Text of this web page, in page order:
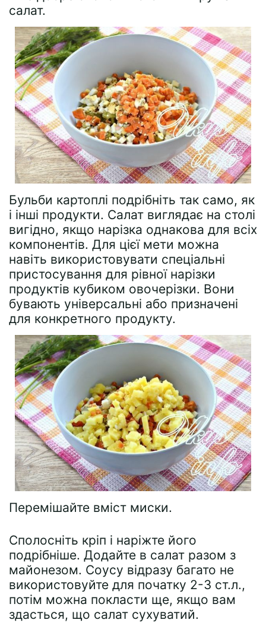
салат.
Бульби картоплі подрібніть так само, як
і інші продукти. Салат виглядає на столі
вигідно, якщо нарізка однакова для всіх
компонентів. Для цієї мети можна
навіть використовувати спеціальні
пристосування для рівної нарізки
продуктів кубиком овочерізки. Вони
бувають універсальні або призначені
для конкретного продукту.
Перемішайте вміст миски.
Сполосніть кріп і наріжте його
подрібніше. Додайте в салат разом з
майонезом. Соусу відразу багато не
використовуйте для початку 2-3 ст.л.,
потім можна покласти ще, якщо вам
здасться, що салат сухуватий.